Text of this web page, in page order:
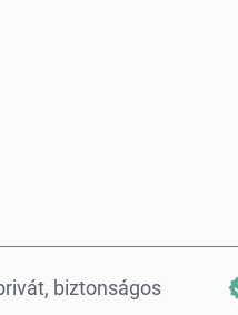
biztonságos